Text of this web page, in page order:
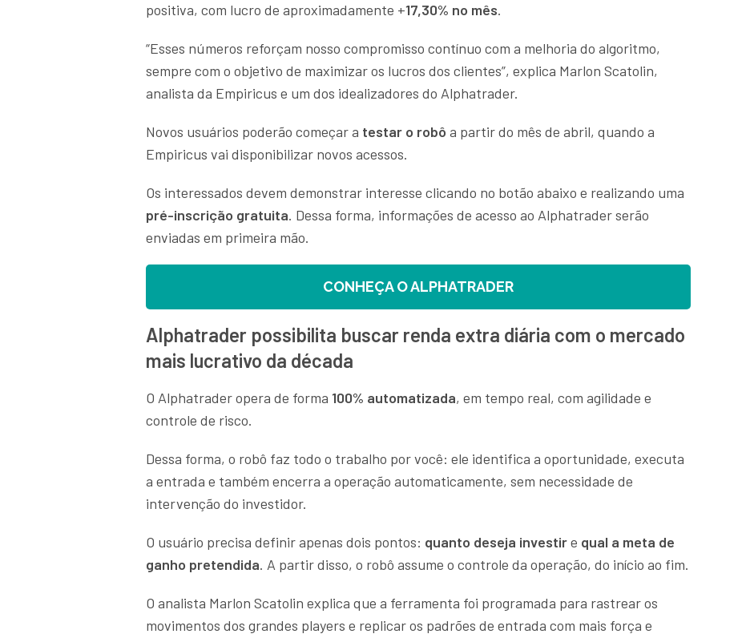
positiva, com lucro de aproximadamente +17,30% no mês.
“Esses números reforçam nosso compromisso contínuo com a melhoria do algoritmo,
sempre com o objetivo de maximizar os lucros dos clientes”, explica Marlon Scatolin,
analista da Empiricus e um dos idealizadores do Alphatrader.
Novos usuários poderão começar a testar o robô a partir do mês de abril, quando a
Empiricus vai disponibilizar novos acessos.
Os interessados devem demonstrar interesse clicando no botão abaixo e realizando uma
pré-inscrição gratuita. Dessa forma, informações de acesso ao Alphatrader serão
enviadas em primeira mão.
CONHEÇA O ALPHATRADER
Alphatrader possibilita buscar renda extra diária com o mercado
mais lucrativo da década
O Alphatrader opera de forma 100% automatizada, em tempo real, com agilidade e
controle de risco.
Dessa forma, o robô faz todo o trabalho por você: ele identifica a oportunidade, executa
a entrada e também encerra a operação automaticamente, sem necessidade de
intervenção do investidor.
O usuário precisa definir apenas dois pontos: quanto deseja investire qual a meta de
ganho pretendida. A partir disso, o robô assume o controle da operação, do início ao fim.
O analista Marlon Scatolin explica que a ferramenta foi programada para rastrear os
movimentos dos grandes players e replicar os padrões de entrada com mais força e